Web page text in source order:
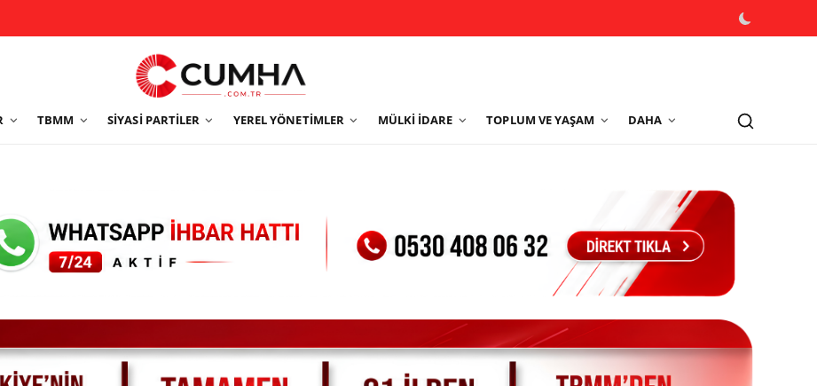
TBMM SIYASI PARTILER YEREL YÖNETIMLER MÜLKI İDARE TOPLUM VE YAŞAM DAHA